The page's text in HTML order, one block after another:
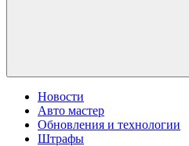
Новости
Авто мастер
Обновления и технологии
Штрафы